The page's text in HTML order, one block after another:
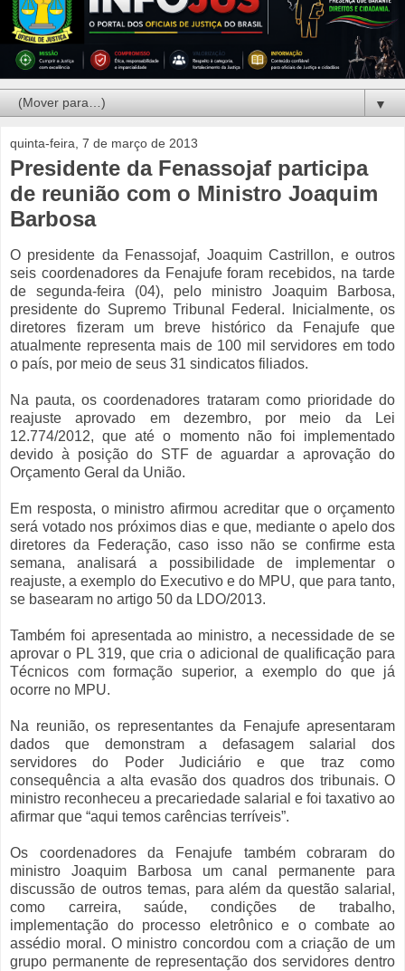
▼
quinta-feira, 7 de março de 2013
Presidente da Fenassojaf participa
de reunião com o Ministro Joaquim
Barbosa
O presidente da Fenassojaf, Joaquim Castrillon, e outros
seis coordenadores da Fenajufe foram recebidos, na tarde
de segunda-feira (04), pelo ministro Joaquim Barbosa,
presidente do Supremo Tribunal Federal. Inicialmente, os
diretores fizeram um breve histórico da Fenajufe que
atualmente representa mais de 100 mil servidores em todo
o país, por meio de seus 31 sindicatos filiados.
Na pauta, os coordenadores trataram como prioridade do
reajuste aprovado em dezembro, por meio da Lei
12.774/2012, que até o momento não foi implementado
devido à posição do STF de aguardar a aprovação do
Orçamento Geral da União.
Em resposta, o ministro afirmou acreditar que o orçamento
será votado nos próximos dias e que, mediante o apelo dos
diretores da Federação, caso isso não se confirme esta
semana, analisará a possibilidade de implementar o
reajuste, a exemplo do Executivo e do MPU, que para tanto,
se basearam no artigo 50 da LDO/2013.
Também foi apresentada ao ministro, a necessidade de se
aprovar o PL 319, que cria o adicional de qualificação para
Técnicos com formação superior, a exemplo do que já
ocorre no MPU.
Na reunião, os representantes da Fenajufe apresentaram
dados que demonstram a defasagem salarial dos
servidores do Poder Judiciário e que traz como
consequência a alta evasão dos quadros dos tribunais. O
ministro reconheceu a precariedade salarial e foi taxativo ao
afirmar que “aqui temos carências terríveis”.
Os coordenadores da Fenajufe também cobraram do
ministro Joaquim Barbosa um canal permanente para
discussão de outros temas, para além da questão salarial,
como carreira, saúde, condições de trabalho,
implementação do processo eletrônico e o combate ao
assédio moral. O ministro concordou com a criação de um
grupo permanente de representação dos servidores dentro